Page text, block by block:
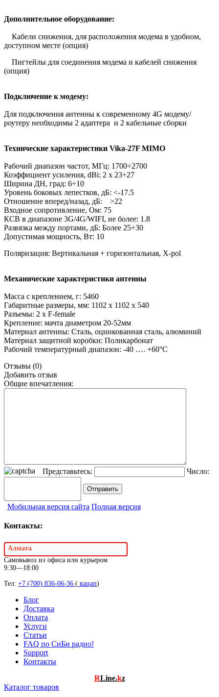
Дополнительное оборудование:
Кабели снижения, для расположения модема в удобном,
доступном месте (опция)
Пигтейлы для соединения модема и кабелей снижения
(опция)
Подключение к модему:
Для подключения антенны к современному 4G модему/
роутеру необходимы 2 адаптера и 2 кабельные сборки
Технические характеристики Vika-27F MIMO
Рабочий диапазон частот, МГц: 1700÷2700
Коэффициент усиления, dBi: 2 х 23÷27
Ширина ДН, град: 6÷10
Уровень боковых лепестков, дБ: <-17.5
Отношение вперед/назад, дБ: >22
Входное сопротивление, Ом: 75
КСВ в диапазоне 3G/4G/WIFI, не более: 1.8
Развязка между портами, дБ: Более 25÷30
Допустимая мощность, Вт: 10
Поляризация: Вертикальная + горизонтальная, X-pol
Механические характеристики антенны
Масса с креплением, г: 5460
Габаритные размеры, мм: 1102 х 1102 х 540
Разъемы: 2 х F-female
Крепление: мачта диаметром 20-52мм
Материал антенны: Сталь, оцинкованная сталь, алюминий
Материал защитной коробки: Поликарбонат
Рабочий температурный диапазон: -40 …. +60°С
Отзывы (0)
Добавить отзыв
Общие впечатления:
Представьтесь: Число:
Мобильная версия сайта Полная версия
Контакты:
Алмата
Самовывоз из офиса или курьером
9:30—18:00
Тел: +7 (700) 836-06-36 ( вацап)
Блог
Доставка
Оплата
Услуги
Статьи
FAQ по СиБи радио!
Support
Контакты
RLine.kz
Каталог товаров